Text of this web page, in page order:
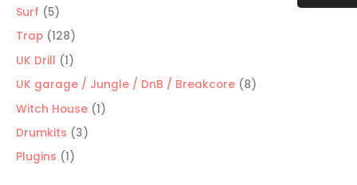
Surf 55
productos
Trap 128128
productos
UK Drill 11
producto
UK garage / Jungle / DnB / Breakcore 88
Witch House 11
Drumkits 33
Plugins 11